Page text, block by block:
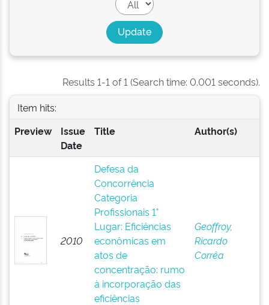
Results 1-1 of 1 (Search time: 0.001 seconds).
Item hits:
Preview
Issue
Date
Title Author(s)
2010
Defesa da
Concorrência
Categoria
Profissionais 1°
Lugar: Eficiências
econômicas em
atos de
concentração: rumo
à incorporação das
eficiências
Geoffroy,
Ricardo
Corrêa